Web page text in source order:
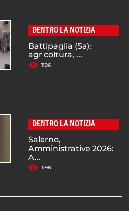
DENTRO LA NOTIZIA
Battipaglia (Sa):
agricoltura, ...
1196
DENTRO LA NOTIZIA
Salerno,
Amministrative 2026:
A...
1198